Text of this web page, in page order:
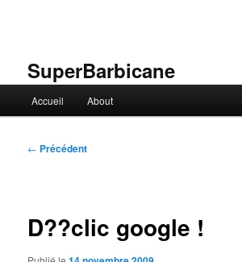
SuperBarbicane
principal
Accueil About
Navigation
← Précédent
D??clic google !